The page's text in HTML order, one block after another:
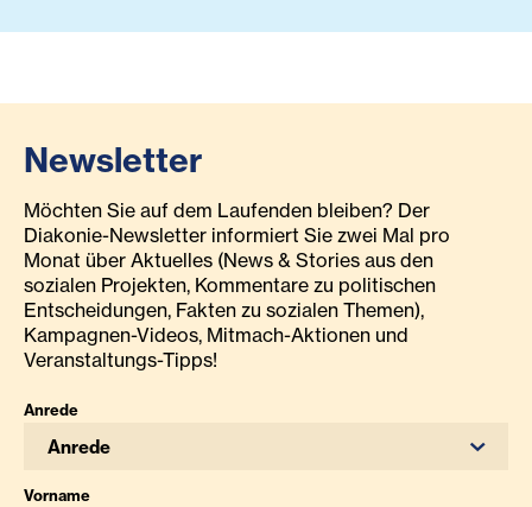
Newsletter
Möchten Sie auf dem Laufenden bleiben? Der
Diakonie-Newsletter informiert Sie zwei Mal pro
Monat über Aktuelles (News & Stories aus den
sozialen Projekten, Kommentare zu politischen
Entscheidungen, Fakten zu sozialen Themen),
Kampagnen-Videos, Mitmach-Aktionen und
Veranstaltungs-Tipps!
Anrede
Anrede
Vorname